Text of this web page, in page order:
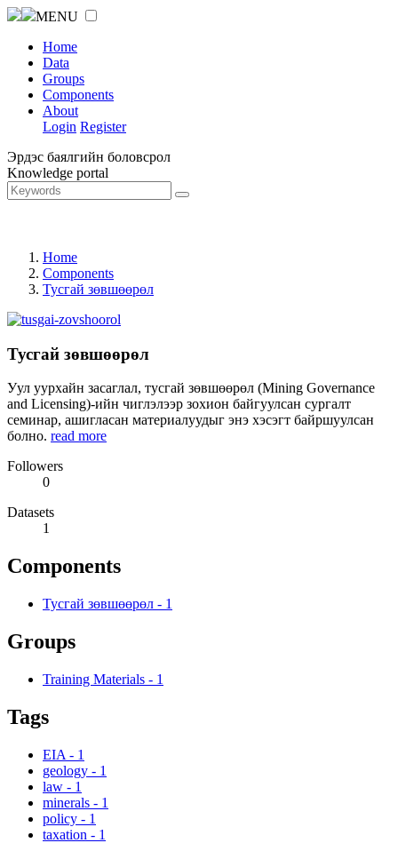
MENU
Home
Data
Groups
Components
About
Login Register
Эрдэс баялгийн боловсрол
Knowledge portal
Home
Components
Тусгай зөвшөөрөл
Тусгай зөвшөөрөл
Уул уурхайн засаглал, тусгай зөвшөөрөл (Mining Governance
and Licensing)-ийн чиглэлээр зохион байгуулсан сургалт
семинар, ашигласан материалуудыг энэ хэсэгт байршуулсан
болно. read more
Followers
0
Datasets
1
Components
Тусгай зөвшөөрөл - 1
Groups
Training Materials - 1
Tags
EIA - 1
geology - 1
law - 1
minerals - 1
policy - 1
taxation - 1